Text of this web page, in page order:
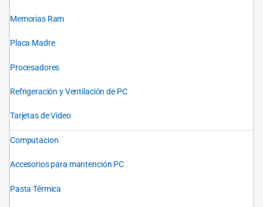
Memorias Ram
Placa Madre
Procesadores
Refrigeración y Ventilación de PC
Tarjetas de Video
Computacion
Accesorios para mantención PC
Pasta Térmica